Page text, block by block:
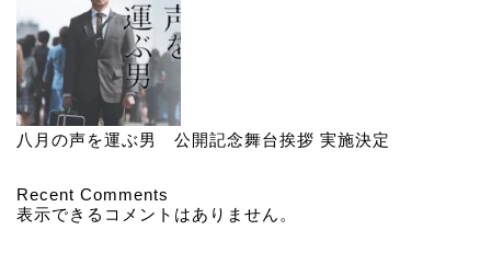
八月の声を運ぶ男 公開記念舞台挨拶 実施決定
Recent Comments
表示できるコメントはありません。